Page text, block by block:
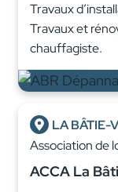
Travaux
Travaux et
chauffagiste.
LA BÂTIE-
Association de
ACCA La